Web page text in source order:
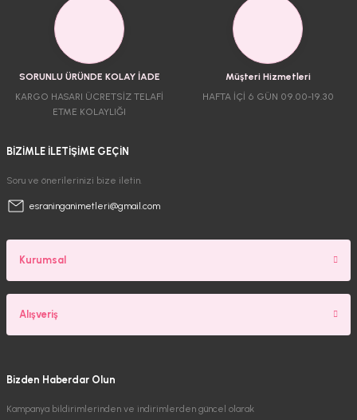
SORUNLU ÜRÜNDE KOLAY İADE
KARGO HASARI ÜCRETSİZ TELAFİ
ETME KOLAYLIĞI
Müşteri Hizmetleri
HAFTA İÇİ 6 GÜN 09.00-19.30
BİZİMLE İLETİŞİME GEÇİN
Soru ve önerilerinizi bize iletin.
esraninganimetleri@gmail.com
Kurumsal
Alışveriş
Bizden Haberdar Olun
Kampanya bildirimlerinden ve indirimlerden güncel olarak